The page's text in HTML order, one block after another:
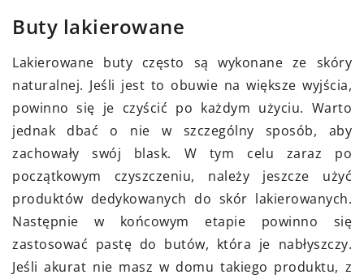
Buty lakierowane
Lakierowane buty często są wykonane ze skóry
naturalnej. Jeśli jest to obuwie na większe wyjścia,
powinno się je czyścić po każdym użyciu. Warto
jednak dbać o nie w szczególny sposób, aby
zachowały swój blask. W tym celu zaraz po
początkowym czyszczeniu, należy jeszcze użyć
produktów dedykowanych do skór lakierowanych.
Następnie w końcowym etapie powinno się
zastosować pastę do butów, która je nabłyszczy.
Jeśli akurat nie masz w domu takiego produktu, z